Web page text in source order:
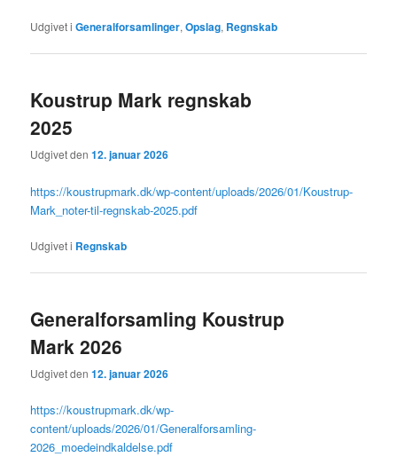
Udgivet i Generalforsamlinger,Opslag, Regnskab
Koustrup Mark regnskab
2025
Udgivet den12. januar 2026
https://koustrupmark.dk/wp-content/uploads/2026/01/Koustrup-
Mark_noter-til-regnskab-2025.pdf
Udgivet i Regnskab
Generalforsamling Koustrup
Mark 2026
Udgivet den12. januar 2026
https://koustrupmark.dk/wp-
content/uploads/2026/01/Generalforsamling-
2026_moedeindkaldelse.pdf